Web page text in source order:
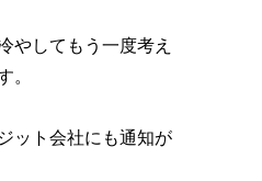
やしてもう一度考え
。
ット会社にも通知が